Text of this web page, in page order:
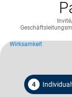
4
Wirksamkeit